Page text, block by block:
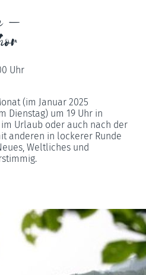
–
Uhr
(im Januar 2025
Dienstag) um 19 Uhr in
Urlaub oder auch nach der
anderen in lockerer Runde
Weltliches und